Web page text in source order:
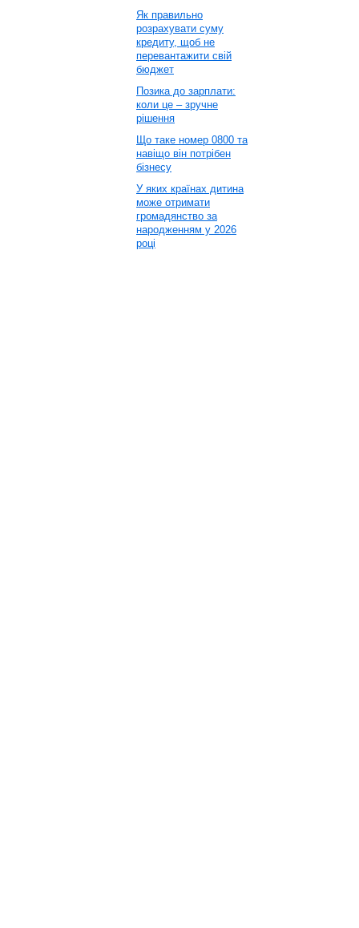
Як правильно
розрахувати суму
кредиту, щоб не
перевантажити свій
бюджет
Позика до зарплати:
коли це – зручне
рішення
Що таке номер 0800 та
навіщо він потрібен
бізнесу
У яких країнах дитина
може отримати
громадянство за
народженням у 2026
році